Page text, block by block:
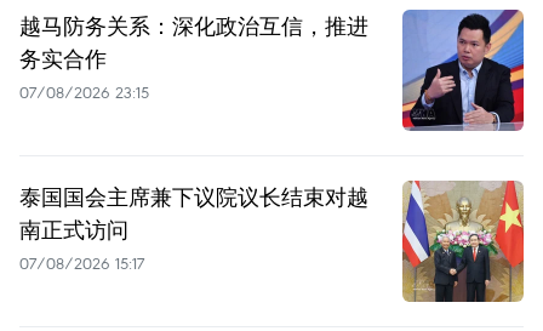
越马防务关系：深化政治互信，推进
务实合作
07/08/2026 23:15
泰国国会主席兼下议院议长结束对越
南正式访问
07/08/2026 15:17